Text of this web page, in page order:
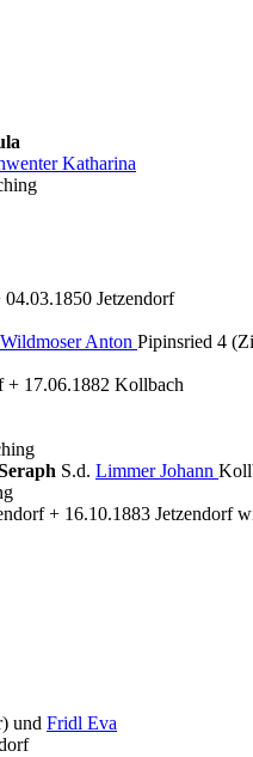
Katharina
Jetzendorf
Wildmoser Anton Pipinsried 4
+ 17.06.1882 Kollbach
S.d. Limmer Johann
+ 16.10.1883 Jetzendorf
und Fridl Eva